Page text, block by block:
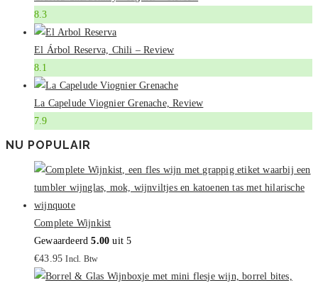
8.3
El Árbol Reserva, Chili – Review
8.1
La Capelude Viognier Grenache, Review
7.9
NU POPULAIR
Complete Wijnkist
Gewaardeerd5.00 uit 5
€43.95 Incl. Btw